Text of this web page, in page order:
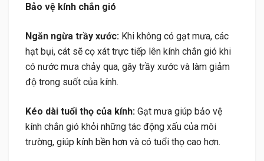
Bảo vệ kính chắn gió
Ngăn ngừa trầy xước: Khi không có gạt mưa, các
hạt bụi, cát sẽ cọ xát trực tiếp lên kính chắn gió khi
có nước mưa chảy qua, gây trầy xước và làm giảm
độ trong suốt của kính.
Kéo dài tuổi thọ của kính: Gạt mưa giúp bảo vệ
kính chắn gió khỏi những tác động xấu của môi
trường, giúp kính bền hơn và có tuổi thọ cao hơn.